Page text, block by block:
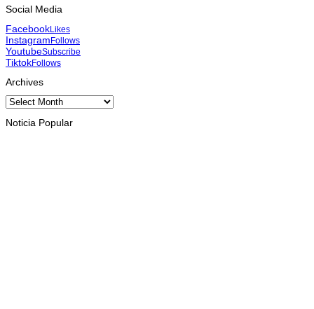
Social Media
FacebookLikes
InstagramFollows
YoutubeSubscribe
TiktokFollows
Archives
Archives
Noticia Popular